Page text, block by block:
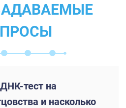
тест на
и насколько